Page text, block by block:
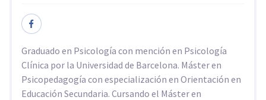
Graduado en Psicología con mención en Psicología
Clínica por la Universidad de Barcelona. Máster en
Psicopedagogía con especialización en Orientación en
Educación Secundaria. Cursando el Máster en